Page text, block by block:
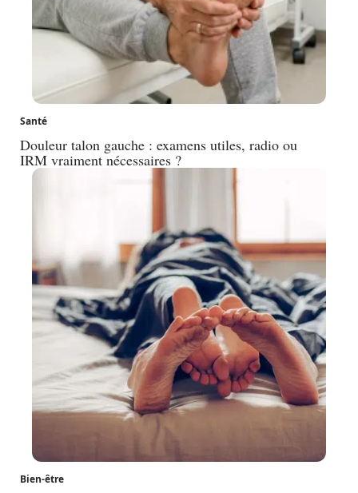
Santé
Douleur talon gauche : examens utiles, radio ou
IRM vraiment nécessaires ?
Bien-être